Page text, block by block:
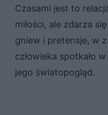
Czasami jest to
miłości, ale zdarza
gniew i pretensje, w
człowieka spotkało
jego światopogląd.